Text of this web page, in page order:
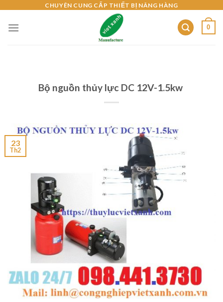
content
CHUYÊN CUNG CẤP THIẾT BỊ NÂNG HÀNG
0
Bộ nguồn thủy lực DC 12V-1.5kw
23
Th2